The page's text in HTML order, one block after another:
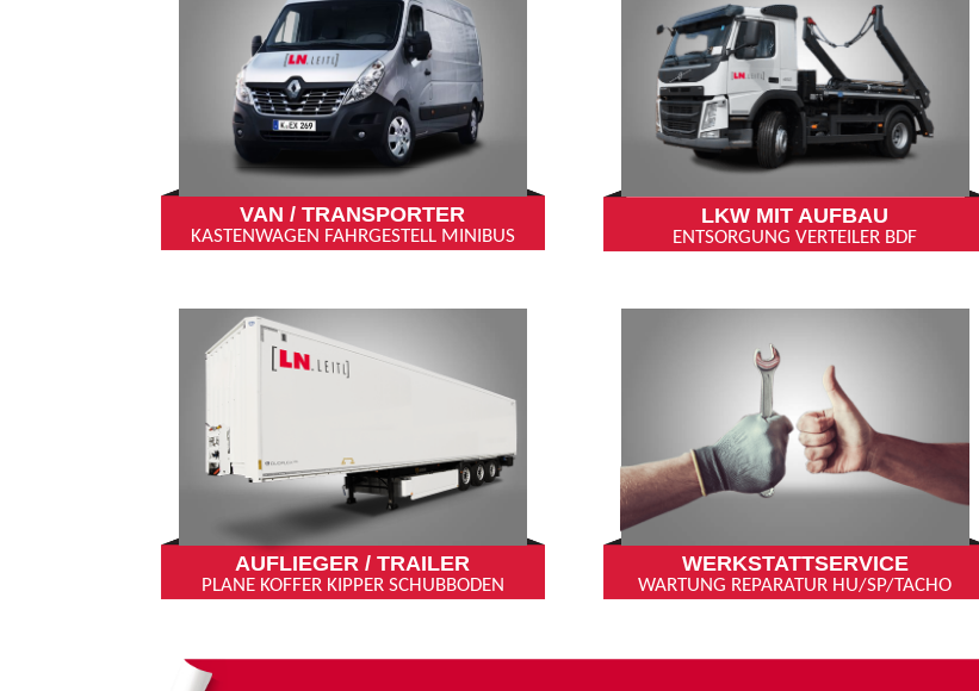
VAN / TRANSPORTER
KASTENWAGEN FAHRGESTELL MINIBUS
LKW MIT AUFBAU
ENTSORGUNG VERTEILER BDF
AUFLIEGER / TRAILER
PLANE KOFFER KIPPER SCHUBBODEN
WERKSTATTSERVICE
WARTUNG REPARATUR HU/SP/TACHO